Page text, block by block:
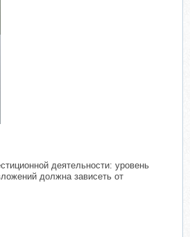
деятельности: уровень
должна зависеть от